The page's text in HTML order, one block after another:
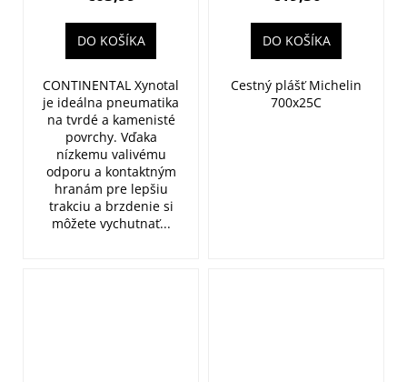
29x2.4 (60-
622)
DO KOŠÍKA
CONTINENTAL Xynotal
je ideálna pneumatika
na tvrdé a kamenisté
povrchy. Vďaka
nízkemu valivému
odporu a kontaktným
hranám pre lepšiu
trakciu a brzdenie si
môžete vychutnať...
(25-622)
3x30TPI 305g
DO KOŠÍKA
Cestný plášť Michelin
700x25C